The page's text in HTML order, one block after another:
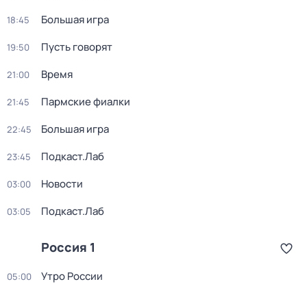
18:45 Большая игра
19:50 Пусть говорят
21:00 Время
21:45 Пармские фиалки
22:45 Большая игра
23:45 Подкаст.Лаб
03:00 Новости
03:05 Подкаст.Лаб
Россия 1
05:00 Утро России